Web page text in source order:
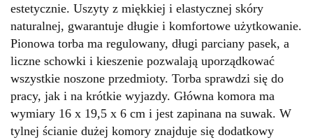
estetycznie. Uszyty z miękkiej i elastycznej skóry
naturalnej, gwarantuje długie i komfortowe użytkowanie.
Pionowa torba ma regulowany, długi parciany pasek, a
liczne schowki i kieszenie pozwalają uporządkować
wszystkie noszone przedmioty. Torba sprawdzi się do
pracy, jak i na krótkie wyjazdy. Główna komora ma
wymiary 16 x 19,5 x 6 cm i jest zapinana na suwak. W
tylnej ścianie dużej komory znajduje się dodatkowy